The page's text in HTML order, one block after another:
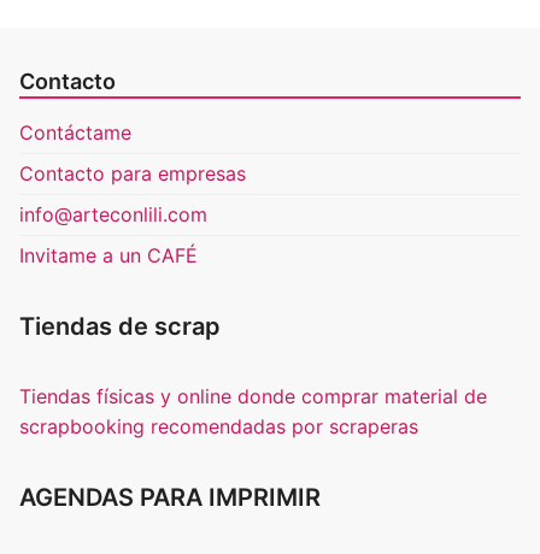
Contacto
Contáctame
Contacto para empresas
info@arteconlili.com
Invitame a un CAFÉ
Tiendas de scrap
Tiendas físicas y online donde comprar material de
scrapbooking recomendadas por scraperas
AGENDAS PARA IMPRIMIR